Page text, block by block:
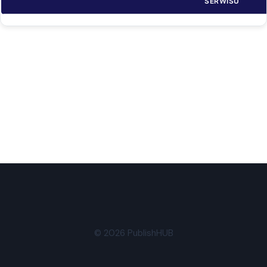
© 2026 PublishHUB